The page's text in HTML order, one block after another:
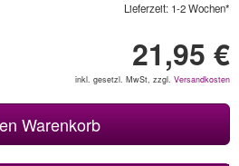
Lieferzeit: 1-2 Wochen*
21,95 €
inkl. gesetzl. MwSt, zzgl. Versandkosten
Warenkorb